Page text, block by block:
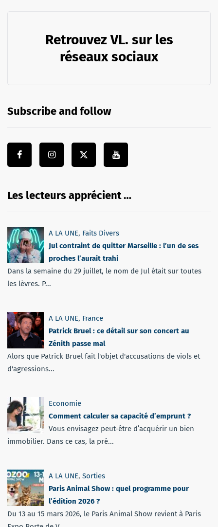
Retrouvez VL. sur les
réseaux sociaux
Subscribe and follow
Les lecteurs apprécient …
A LA UNE, Faits Divers
Jul contraint de quitter Marseille : l’un de ses
proches l’aurait trahi
Dans la semaine du 29 juillet, le nom de Jul était sur toutes
les lèvres. P...
A LA UNE, France
Patrick Bruel : ce détail sur son concert au
Zénith passe mal
Alors que Patrick Bruel fait l'objet d'accusations de viols et
d'agressions...
Economie
Comment calculer sa capacité d’emprunt ?
Vous envisagez peut-être d’acquérir un bien
immobilier. Dans ce cas, la pré...
A LA UNE, Sorties
Paris Animal Show : quel programme pour
l’édition 2026 ?
Du 13 au 15 mars 2026, le Paris Animal Show revient à Paris